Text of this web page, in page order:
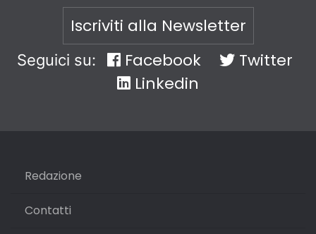
Iscriviti alla Newsletter
Seguici su: Facebook
Twitter
Linkedin
Redazione
Contatti